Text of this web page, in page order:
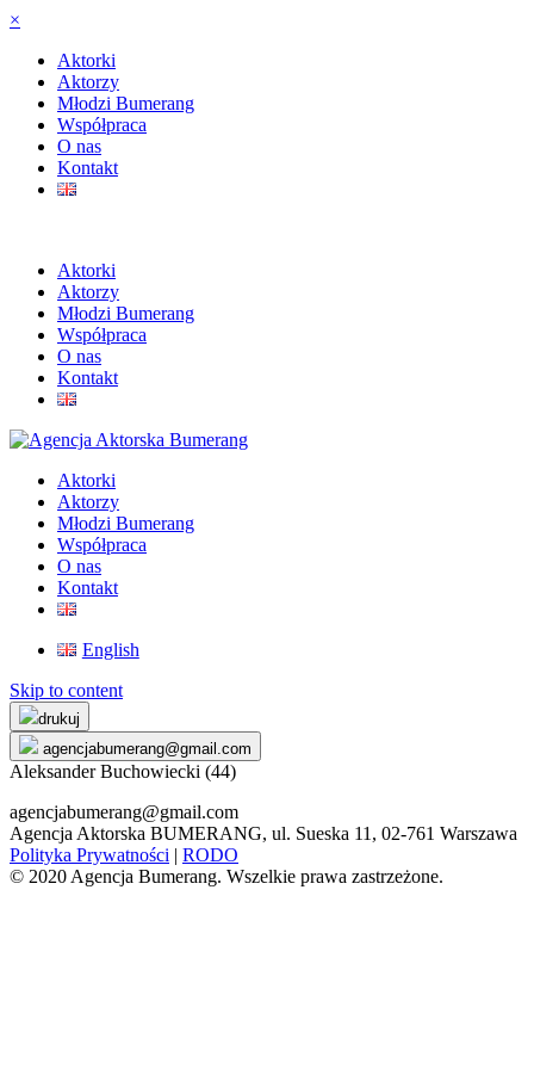
×
Aktorki
Aktorzy
Młodzi Bumerang
Współpraca
O nas
Kontakt
Aktorki
Aktorzy
Młodzi Bumerang
Współpraca
O nas
Kontakt
Aktorki
Aktorzy
Młodzi Bumerang
Współpraca
O nas
Kontakt
English
Skip to content
drukuj
agencjabumerang@gmail.com
Aleksander Buchowiecki (44)
agencjabumerang@gmail.com
Agencja Aktorska BUMERANG, ul. Sueska 11, 02-761 Warszawa
Polityka Prywatności | RODO
© 2020 Agencja Bumerang. Wszelkie prawa zastrzeżone.